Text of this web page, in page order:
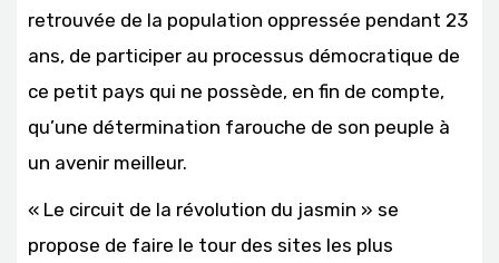
retrouvée de la population oppressée pendant 23
ans, de participer au processus démocratique de
ce petit pays qui ne possède, en fin de compte,
qu’une détermination farouche de son peuple à
un avenir meilleur.
« Le circuit de la révolution du jasmin » se
propose de faire le tour des sites les plus